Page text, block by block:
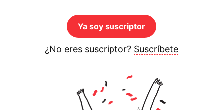
Ya soy suscriptor
¿No eres suscriptor? Suscríbete